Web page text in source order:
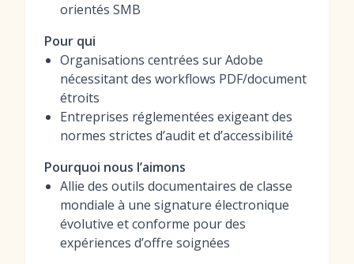
orientés SMB
Pour qui
Organisations centrées sur Adobe
nécessitant des workflows PDF/document
étroits
Entreprises réglementées exigeant des
normes strictes d’audit et d’accessibilité
Pourquoi nous l’aimons
Allie des outils documentaires de classe
mondiale à une signature électronique
évolutive et conforme pour des
expériences d’offre soignées